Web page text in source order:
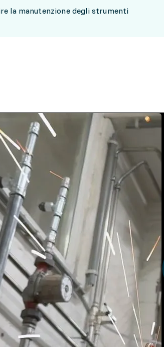
la manutenzione degli strumenti